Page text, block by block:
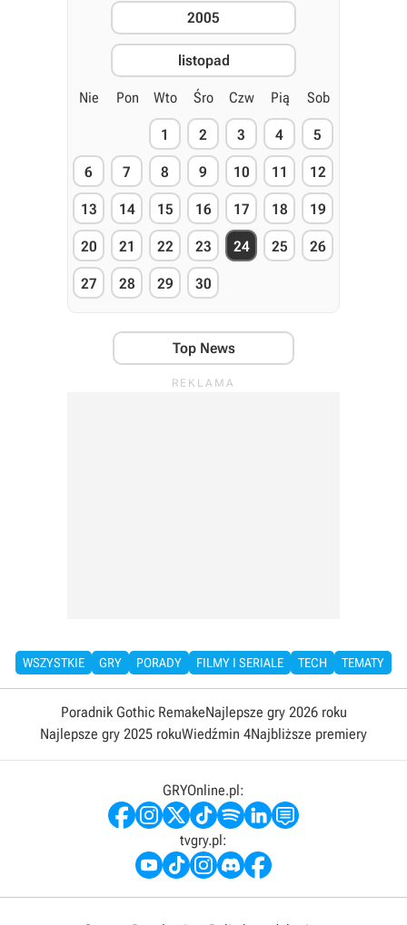
2005
listopad
Nie Pon Wto Śro Czw Pią Sob
1 2 3 4 5
6 7 8 9 10 11 12
13 14 15 16 17 18 19
20 21 22 23 24 25 26
27 28 29 30
Top News
WSZYSTKIE GRY PORADY FILMY I SERIALE TECH TEMATY
Poradnik Gothic RemakeNajlepsze gry 2026 roku
Najlepsze gry 2025 rokuWiedźmin 4Najbliższe premiery
GRYOnline.pl:
tvgry.pl: